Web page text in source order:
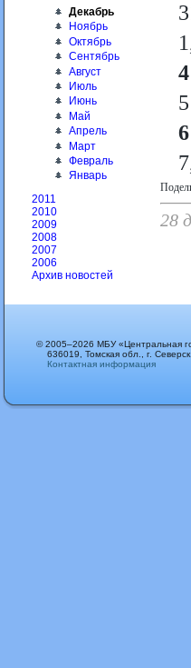
Декабрь
Ноябрь
Октябрь
Сентябрь
Август
Июль
Июнь
Май
Апрель
Март
Февраль
Январь
2011
2010
2009
2008
2007
2006
Архив новостей
28
© 2005–2026 МБУ «Центральная
636019, Томская обл., г.
Контактная информация